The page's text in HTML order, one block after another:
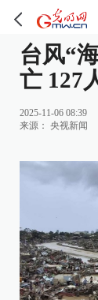
台风“
亡 127
2025-11-06 08:39
来源： 央视新闻